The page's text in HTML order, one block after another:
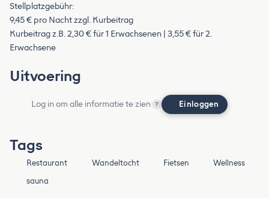
Stellplatzgebühr:
9,45 € pro Nacht zzgl. Kurbeitrag
Kurbeitrag z.B. 2,30 € für 1 Erwachsenen | 3,55 € für 2.
Erwachsene
Uitvoering
Log in om alle informatie te zien ? Einloggen
Tags
Restaurant Wandeltocht Fietsen
Wellness
sauna